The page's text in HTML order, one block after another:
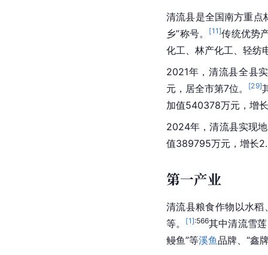
清流县是全国南方重点
乡”称号。
[11]传统优势
化工、林产化工、轻纺
2021年，清流县全县
元，居全市第7位。
[29]
加值540378万元，增
2024年，清流县实现
值389795万元，增长
第一产业
清流县粮食作物以水稻
等。
[1]:566其中清流雪
鳗鱼”等溪鱼品牌、“鑫